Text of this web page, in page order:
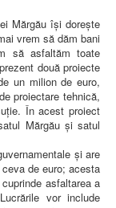
Mărgău își dorește
vrem să dăm bani
să asfaltăm toate
două proiecte
un milion de euro,
proiectare tehnică,
În acest proiect
Mărgău și satul
și are
de euro; acesta
asfaltarea a
vor include